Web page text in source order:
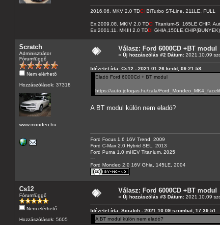
2016.06. MKV 2.0 TDCI BiTurbo ST-Line, 211LE, FULL
Ex:2009.08. MKIV 2.0 TDCI Titanium-S, 165LE CHIP,
Ex:2001.11. MKIII 2.0 TDDI
Scratch
Adminisztrátor
Fórumfüggő
Nem elérhető
Hozzászólások: 37318
www.mondeo.hu
Válasz: Ford 6000CD +BT modul
« Új hozzászólás #2 Dátum: 2021.10.09
Idézetet írta: Cs12 - 2021.01.26 kedd, 09:21:58
Eladó Ford 6000Cd + BT modul
https://auto.jofogas.hu/zala/
A BT modul külön nem eladó?
Ford Focus 1.6 16V Trend, 2009
Ford C-Max 2.0 Hybrid SEL, 2013
Ford Puma 1.0 mHEV Titanium, 2025
---
Ford Mondeo 2.0 16V Ghia, 145LE, 2004
Cs12
Fórumfüggő
Nem elérhető
Hozzászólások: 5605
Válasz: Ford 6000CD +BT modul
« Új hozzászólás #3 Dátum: 2021.10.09
Idézetet írta: Scratch - 2021.10.09 szombat, 17:39:51
A BT modul külön nem eladó?